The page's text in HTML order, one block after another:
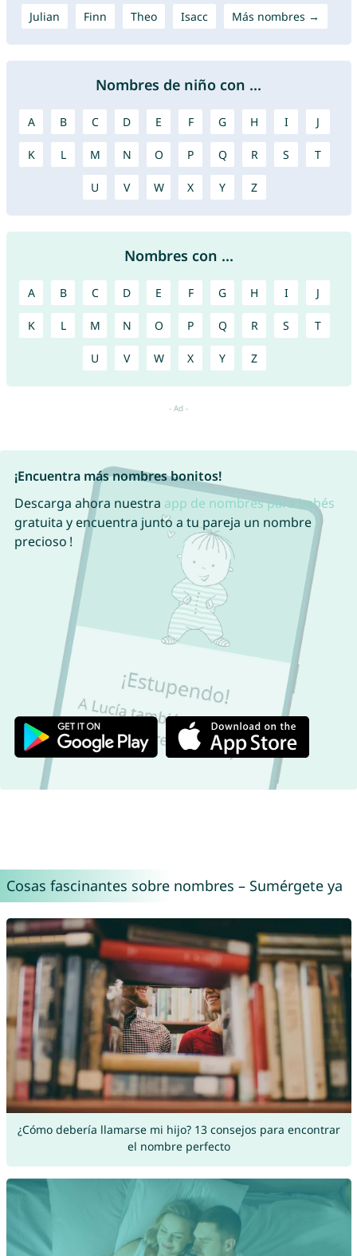
Julian Finn Theo Isacc Más nombres →
Nombres de niño con ...
A B C D E F G H I J
K L M N O P Q R S T
U V W X Y Z
Nombres con ...
A B C D E F G H I J
K L M N O P Q R S T
U V W X Y Z
¡Encuentra más nombres bonitos!
Descarga ahora nuestra app de nombres para bebés
gratuita y encuentra junto a tu pareja un nombre
precioso !
Cosas fascinantes sobre nombres – Sumérgete ya
¿Cómo debería llamarse mi hijo? 13 consejos para encontrar
el nombre perfecto